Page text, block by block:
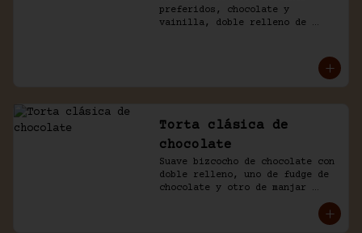
preferidos, chocolate y
vainilla, doble relleno de
Torta clásica de
chocolate
Suave bizcocho de chocolate con
doble relleno, uno de fudge de
chocolate y otro de manjar
blanco. Cubierto en más fudge y